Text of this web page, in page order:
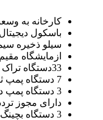
کارخانه به وسعت 20000 متر
باسکول دیجیتال 60 تنی استاندارد
سیلو ذخیره سیمان
ازمایشگاه
33دستگاه تراک میکسر
7 دستگاه پمپ ثابت
3 دستگاه پمپ دکل 36-42-52 متری
دارای مجوز
3 دستگاه بچینگ لیپهر(2دستگاه 1متری و 1 دستگاه 1/2 متری با توان تولید 150 متر مکعب در ساعت)